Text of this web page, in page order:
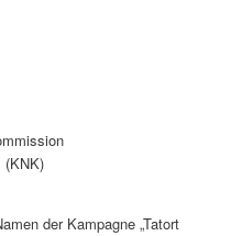
(KNK)
der Kampagne „Tatort